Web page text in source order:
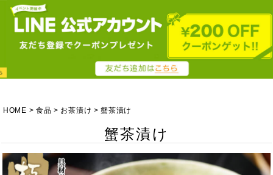
HOME 食品 お茶漬け 蟹茶漬け
蟹茶漬け